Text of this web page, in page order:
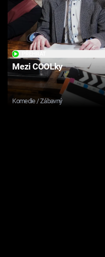
Mezi COOLky
Komedie / Zábavný